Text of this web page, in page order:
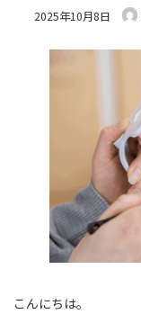
2025年10月8日
こんにちは。